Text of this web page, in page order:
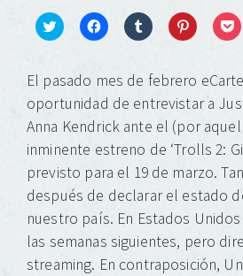
Click
on
Twitter
(Se
abre
en
una
ventana
nueva)
Haz
compartir
en
Facebook
(Se
abre
en
una
ventana
nueva)
Haz
compartir
en
Tumblr
(Se
abre
en
una
ventana
nueva)
Haz
compartir
en
Pinterest
(Se
abre
en
una
ventana
nueva)
Haz
en
(Se
abre
en
una
El pasado mes de febrero
oportunidad de entrevistar a
Anna Kendrick ante el (por
inminente estreno de ‘Trolls 2:
previsto para el 19 de marzo.
después de declarar el estado
nuestro país. En Estados
las semanas siguientes, pero
streaming. En contraposición,